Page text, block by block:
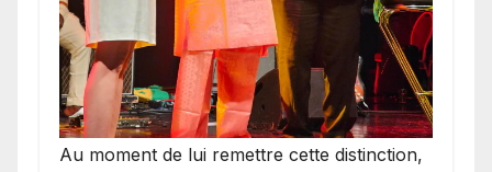
​Au moment de lui remettre cette distinction,